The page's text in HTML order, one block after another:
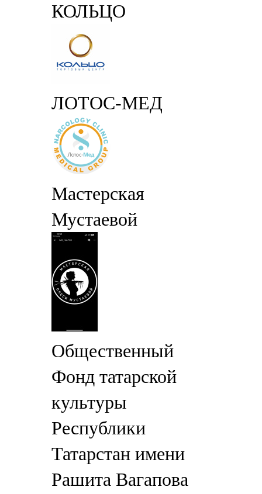
КОЛЬЦО
ЛОТОС-МЕД
Мастерская
Мустаевой
Общественный
Фонд татарской
культуры
Республики
Татарстан имени
Рашита Вагапова